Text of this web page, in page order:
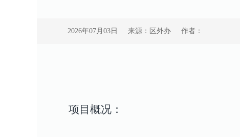
2026年07月03日 来源：区外办 作者：
项目概况：